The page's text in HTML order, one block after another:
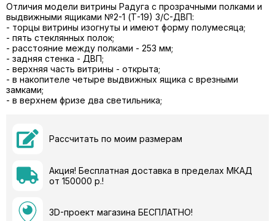
Отличия модели витрины Радуга с прозрачными полками и
выдвижными ящиками №2-1 (Т-19) З/C-ДВП:
- торцы витрины изогнуты и имеют форму полумесяца;
- пять стеклянных полок;
- расстояние между полками - 253 мм;
- задняя стенка - ДВП;
- верхняя часть витрины - открыта;
- в накопителе четыре выдвижных ящика с врезными
замками;
- в верхнем фризе два светильника;
Рассчитать по моим размерам
Акция! Бесплатная доставка в пределах МКАД
от 150000 р.!
3D-проект магазина БЕСПЛАТНО!